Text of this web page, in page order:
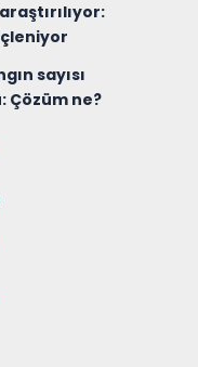
sayısı
Çözüm ne?